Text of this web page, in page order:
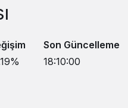
%
Son Güncelleme
18:10:00